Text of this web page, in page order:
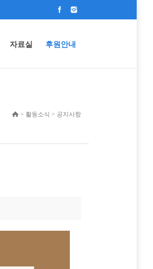
자료실 후원안내
> 활동소식 > 공지사항